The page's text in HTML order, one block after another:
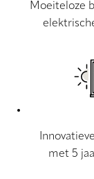
Moeiteloze
met 5